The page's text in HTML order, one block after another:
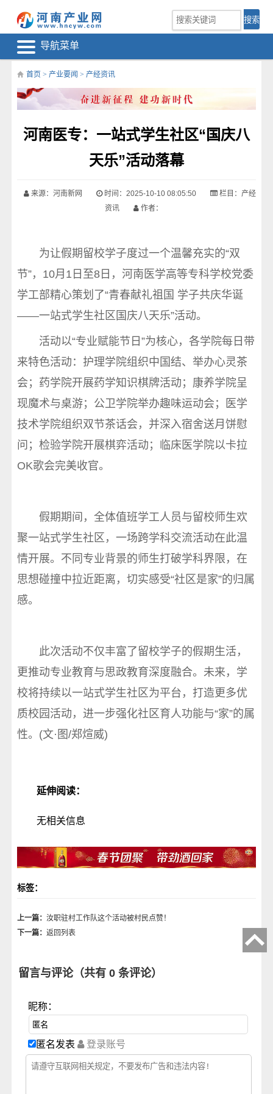
导航菜单
首页 > 产业要闻 > 产经资讯
河南医专：一站式学生社区“国庆八
天乐”活动落幕
来源：河南新网 时间：2025-10-10 08:05:50 栏目：
产经
资讯
作者：
为让假期留校学子度过一个温馨充实的“双
节”，10月1日至8日，河南医学高等专科学校党委
学工部精心策划了“青春献礼祖国 学子共庆华诞
——一站式学生社区国庆八天乐”活动。
活动以“专业赋能节日”为核心，各学院每日带
来特色活动：护理学院组织中国结、举办心灵茶
会；药学院开展药学知识棋牌活动；康养学院呈
现魔术与桌游；公卫学院举办趣味运动会；医学
技术学院组织双节茶话会，并深入宿舍送月饼慰
问；检验学院开展棋弈活动；临床医学院以卡拉
OK歌会完美收官。
假期期间，全体值班学工人员与留校师生欢
聚一站式学生社区，一场跨学科交流活动在此温
情开展。不同专业背景的师生打破学科界限，在
思想碰撞中拉近距离，切实感受“社区是家”的归属
感。
此次活动不仅丰富了留校学子的假期生活，
更推动专业教育与思政教育深度融合。未来，学
校将持续以一站式学生社区为平台，打造更多优
质校园活动，进一步强化社区育人功能与“家”的属
性。(文·图/郑煊威)
延伸阅读：
无相关信息
标签：
上一篇： 汝职驻村工作队这个活动被村民点赞！
下一篇： 返回列表
留言与评论（共有 0 条评论）
昵称：
匿名发表 登录账号